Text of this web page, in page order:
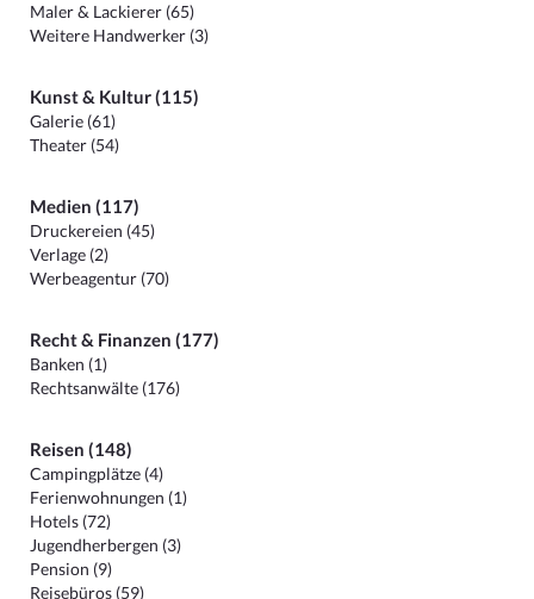
Maler & Lackierer (65)
Weitere Handwerker (3)
Kunst & Kultur (115)
Galerie (61)
Theater (54)
Medien (117)
Druckereien (45)
Verlage (2)
Werbeagentur (70)
Recht & Finanzen (177)
Banken (1)
Rechtsanwälte (176)
Reisen (148)
Campingplätze (4)
Ferienwohnungen (1)
Hotels (72)
Jugendherbergen (3)
Pension (9)
Reisebüros (59)